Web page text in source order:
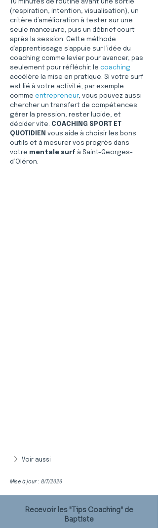
10 minutes de routine avant une sortie
(respiration, intention, visualisation), un
critère d’amélioration à tester sur une
seule manœuvre, puis un débrief court
après la session. Cette méthode
d’apprentissage s’appuie sur l’idée du
coaching comme levier pour avancer, pas
seulement pour réfléchir: le coaching
accélère la mise en pratique. Si votre surf
est lié à votre activité, par exemple
comme entrepreneur, vous pouvez aussi
chercher un transfert de compétences:
gérer la pression, rester lucide, et
décider vite. COACHING SPORT ET
QUOTIDIEN vous aide à choisir les bons
outils et à mesurer vos progrès dans
votre mentale surf à Saint-Georges-
d’Oléron.
Voir aussi
Mise à jour : 8/7/2026
Recevoir les "Tips Coaching" de
Baptiste